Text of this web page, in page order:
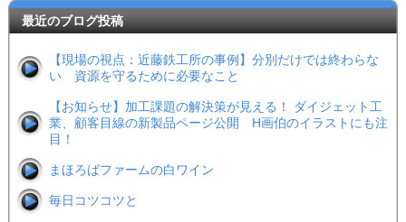
最近のブログ投稿
【現場の視点：近藤鉄工所の事例】分別だけでは終わらな
い 資源を守るために必要なこと
【お知らせ】加工課題の解決策が見える！ ダイジェット工
業、顧客目線の新製品ページ公開 H画伯のイラストにも注
目！
まほろばファームの白ワイン
毎日コツコツと